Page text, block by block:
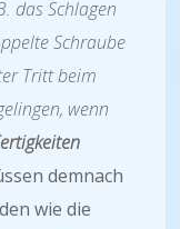
das Schlagen
Schraube
Tritt beim
wenn
demnach
wie die